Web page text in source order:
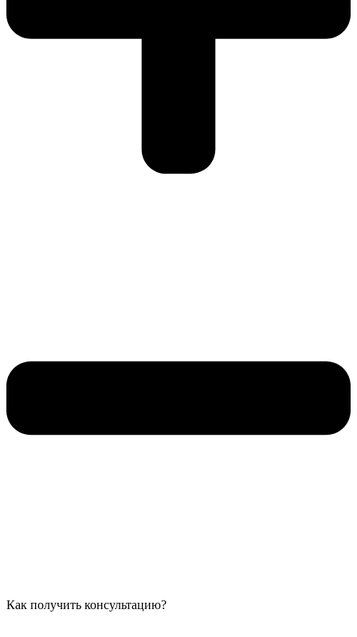
Как получить консультацию?